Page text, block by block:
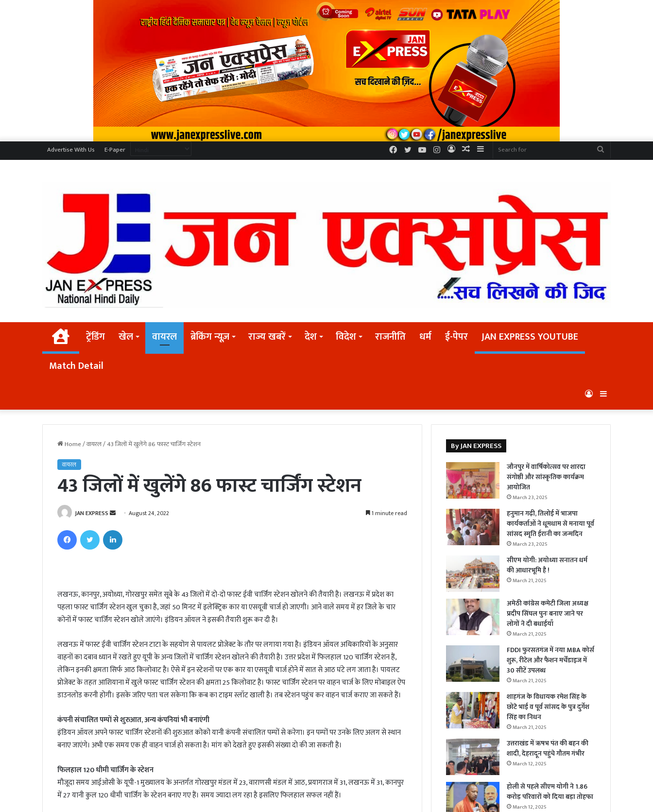
Advertise With Us E-Paper Sidebar
Random
Log
Instagram
YouTube
Twitter
Facebook
Homeट्रेंडिंग खेल वायरल ब्रेकिंग न्यूज़ राज्य खबरें देश विदेश राजनीति धर्म ई-पेपर
JAN EXPRESS YOUTUBE
Match Detail
Log
In
Home/वायरल/43 जिलों में खुलेंगे 86 फास्ट चार्जिंग स्टेशन
वायरल
43 जिलों में खुलेंगे 86 फास्ट चार्जिंग स्टेशन
JAN EXPRESS
d
m
a
i
August 24, 2022 1 minute read
लखनऊ, कानपुर, अयोध्या, गोरखपुर समेत सूबे के 43 जिलों में दो-दो फास्ट ईवी चार्जिंग स्टेशन खोलने की तैयारी है। लखनऊ में प्रदेश का
पहला फास्ट चार्जिंग स्टेशन खुल चुका है, जहां 50 मिनट में इलेक्ट्रिक कार या एसयूवी चार्ज हो जाएगी। आने वाले समय में हर जिले के चार
कोनों में फास्ट चार्जिंग स्टेशन खोले जाएंगे। इंडियन ऑयल ने इसकी तैयारी शुरू कर दी है।
लखनऊ में फास्ट ईवी चार्जिंग स्टेशन टाटा के सहयोग से पायलट प्रोजेक्ट के तौर पर लगाया गया है। इंडियन ऑयल अधिकारियों के अनुसार
वाहनों का दबाव ध्यान में रखते हुए यूपी के अन्य जिलों में चार्जिंग स्टेशन खोलने की तैयारी है। उत्तर प्रदेश में फिलहाल 120 चार्जिंग स्टेशन हैं,
लेकिन इनकी क्षमता सिर्फ आठ किलोवाट है। ऐसे में इन स्टेशनों पर एक कार या एसयूवी चार्ज होने में सात से आठ घंटे लग जाता है। पायलट
प्रोजेक्ट के तहत आशियाना में खुले फास्ट चार्जिंग स्टेशन की क्षमता 25 किलोवाट है। फास्ट चार्जिंग स्टेशन पर वाहन चार्ज के लिए मोबाइल ऐप
डाउनलोड करनी होगी। इसके जरिए पता चल सकेगा कि कब का टाइम स्लॉट खाली है। तब स्टेशन पहुंच कर वाहन चार्ज कराए जा सकते हैं।
कंपनी संचालित पम्पों से शुरुआत, अन्य कंपनियां भी बनाएंगी
इंडियन ऑयल अपने फास्ट चार्जिंग स्टेशनों की शुरुआत कोको यानी कंपनी संचालित पम्पों से करेगा। इन पम्पों पर उनके लिए अलग से स्थान
बनाए जाएंगे। अभी एक समय एक ही वाहन चार्ज हो सकता है। मांग को देखते हुए इसकी संख्या दो की जा सकती है।
फिलहाल 120 धीमी चार्जिंग के स्टेशन
मौजूदा समय आईओसी के यूपी-1 मुख्यालय के अन्तर्गत गोरखपुर मंडल में 23, वाराणसी मंडल में आठ, प्रयागराज में 31, लखनऊ में 31, कानपुर
में 27 यानी कुल 120 धीमी चार्जिंग के स्टेशन बनाए गए हैं। समय ज्यादा लग रहा है इसलिए फिलहाल सफल नहीं हैं।
By JAN EXPRESS
जौनपुर में वार्षिकोत्सव पर शारदा
संगोष्ठी और सांस्कृतिक कार्यक्रम
आयोजित
March 23, 2025
हनुमान गढ़ी, तिलोई में भाजपा
कार्यकर्ताओं ने धूमधाम से मनाया पूर्व
सांसद स्मृति ईरानी का जन्मदिन
March 23, 2025
सीएम योगी: अयोध्या सनातन धर्म
की आधारभूमि है !
March 21, 2025
अमेठी कांग्रेस कमेटी जिला अध्यक्ष
प्रदीप सिंघल पुनः बनाए जाने पर
लोगों ने दी बधाईयाँ
March 21, 2025
FDDI फुरसतगंज में नया MBA कोर्स
शुरू, रीटेल और फैशन मर्चेंडाइज में
30 सीटें उपलब्ध
March 21, 2025
शाहगंज के विधायक रमेश सिंह के
छोटे भाई व पूर्व सांसद के पुत्र दुर्गेश
सिंह का निधन
March 21, 2025
उत्तराखंड में ऋषभ पंत की बहन की
शादी, देहरादून पहुंचे गौतम गंभीर
March 12, 2025
होली से पहले सीएम योगी ने 1.86
करोड़ परिवारों को दिया बड़ा तोहफा
March 12, 2025